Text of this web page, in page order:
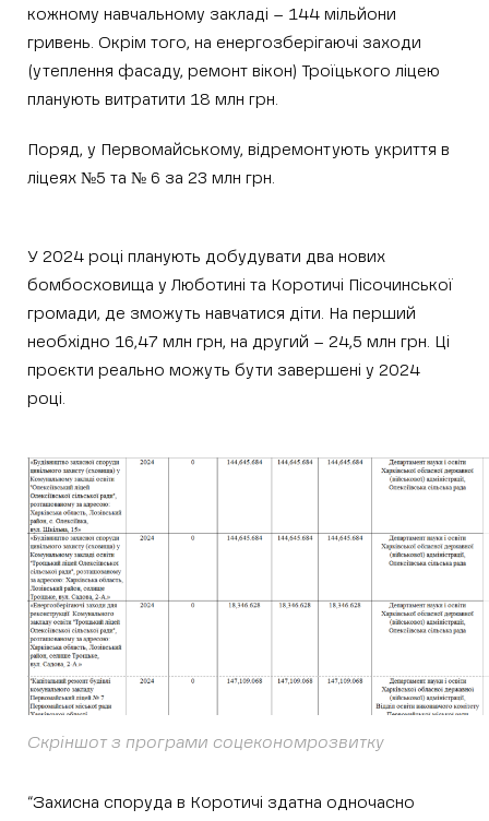
кожному навчальному закладі – 144 мільйони
гривень. Окрім того, на енергозберігаючі заходи
(утеплення фасаду, ремонт вікон) Троїцького ліцею
планують витратити 18 млн грн.
Поряд, у Первомайському, відремонтують укриття в
ліцеях №5 та № 6 за 23 млн грн.
У 2024 році планують добудувати два нових
бомбосховища у Люботині та Коротичі Пісочинської
громади, де зможуть навчатися діти. На перший
необхідно 16,47 млн грн, на другий – 24,5 млн грн. Ці
проєкти реально можуть бути завершені у 2024
році.
Скріншот з програми соцекономрозвитку
“Захисна споруда в Коротичі здатна одночасно